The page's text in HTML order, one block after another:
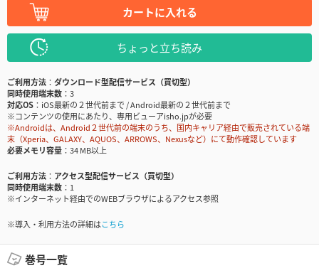
カートに入れる
ちょっと立ち読み
ご利用方法
ダウンロード型配信サービス（買切型）
同時使用端末数
3
対応OS
iOS最新の２世代前まで / Android最新の２世代前まで
※コンテンツの使用にあたり、専用ビューアisho.jpが必要
※Androidは、Android２世代前の端末のうち、国内キャリア経由で販売されている端
末（Xperia、GALAXY、AQUOS、ARROWS、Nexusなど）にて動作確認しています
必要メモリ容量
34 MB以上
ご利用方法
アクセス型配信サービス（買切型）
同時使用端末数
1
※インターネット経由でのWEBブラウザによるアクセス参照
※導入・利用方法の詳細はこちら
巻号一覧